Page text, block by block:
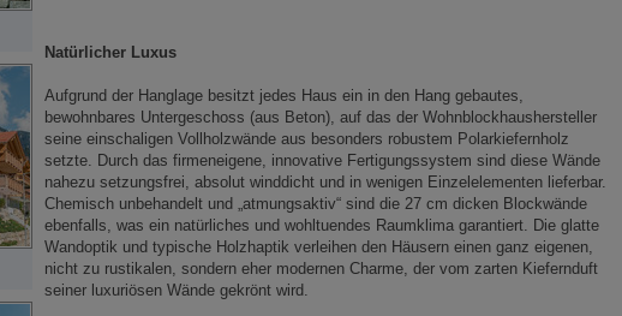
Natürlicher Luxus
Aufgrund der Hanglage besitzt jedes Haus ein in den Hang gebautes,
bewohnbares Untergeschoss (aus Beton), auf das der Wohnblockhaushersteller
seine einschaligen Vollholzwände aus besonders robustem Polarkiefernholz
setzte. Durch das firmeneigene, innovative Fertigungssystem sind diese Wände
nahezu setzungsfrei, absolut winddicht und in wenigen Einzelelementen lieferbar.
Chemisch unbehandelt und „atmungsaktiv“ sind die 27 cm dicken Blockwände
ebenfalls, was ein natürliches und wohltuendes Raumklima garantiert. Die glatte
Wandoptik und typische Holzhaptik verleihen den Häusern einen ganz eigenen,
nicht zu rustikalen, sondern eher modernen Charme, der vom zarten Kiefernduft
seiner luxuriösen Wände gekrönt wird.